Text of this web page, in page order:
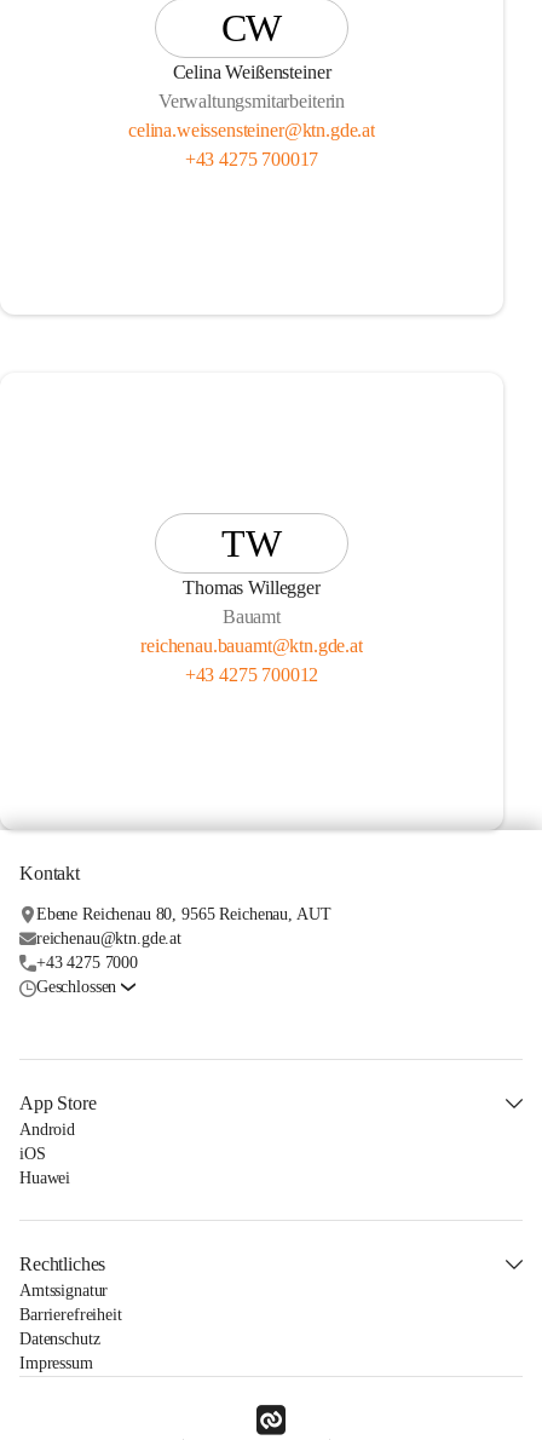
CW
Celina Weißensteiner
Verwaltungsmitarbeiterin
celina.weissensteiner@ktn.gde.at
+43 4275 700017
TW
Thomas Willegger
Bauamt
reichenau.bauamt@ktn.gde.at
+43 4275 700012
Kontakt
Ebene Reichenau 80, 9565 Reichenau, AUT
reichenau@ktn.gde.at
+43 4275 7000
Geschlossen
App Store
Android
iOS
Huawei
Rechtliches
Amtssignatur
Barrierefreiheit
Datenschutz
Impressum